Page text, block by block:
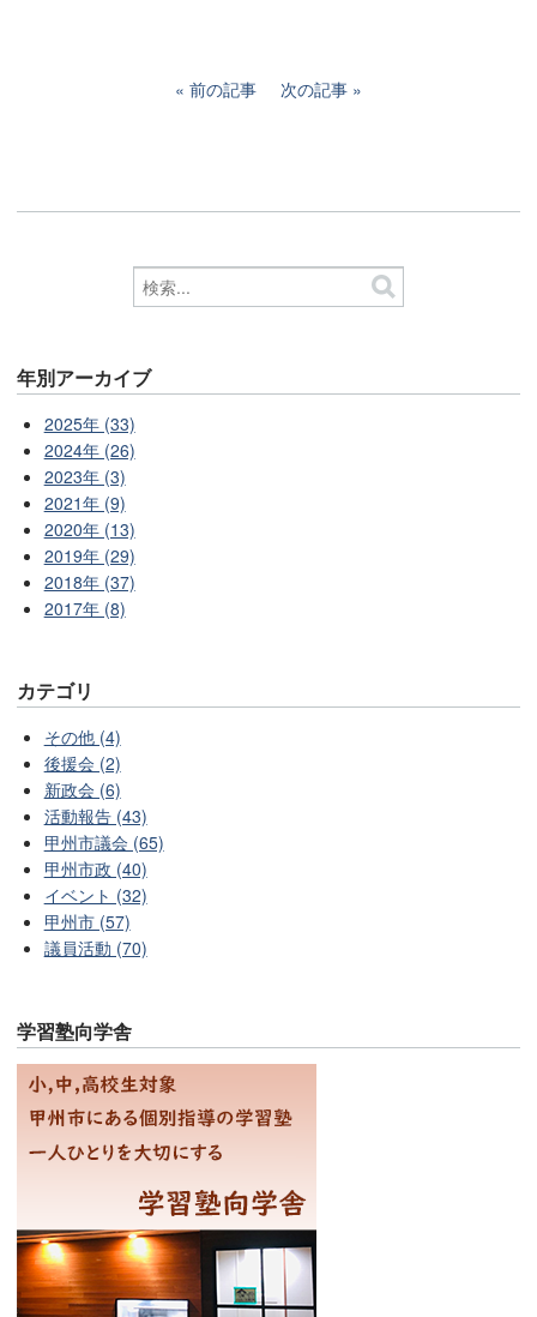
前の記事 次の記事
年別アーカイブ
2025年 (33)
2024年 (26)
2023年 (3)
2021年 (9)
2020年 (13)
2019年 (29)
2018年 (37)
2017年 (8)
カテゴリ
その他 (4)
後援会 (2)
新政会 (6)
活動報告 (43)
甲州市議会 (65)
甲州市政 (40)
イベント (32)
甲州市 (57)
議員活動 (70)
学習塾向学舎